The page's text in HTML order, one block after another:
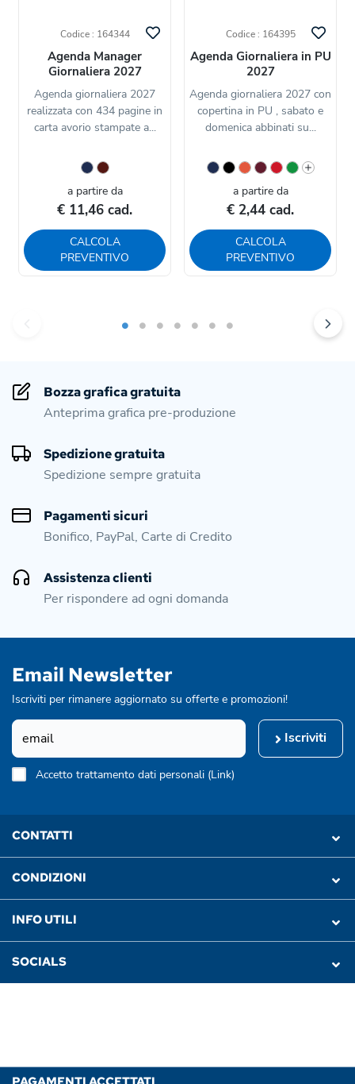
Codice : 164344
Agenda Manager
Giornaliera 2027
Agenda giornaliera 2027
realizzata con 434 pagine in
carta avorio stampate a...
a partire da
€ 11,46 cad.
CALCOLA
PREVENTIVO
Codice : 164395
Agenda Giornaliera in PU
2027
Agenda giornaliera 2027 con
copertina in PU , sabato e
domenica abbinati su...
a partire da
€ 2,44 cad.
CALCOLA
PREVENTIVO
Bozza grafica gratuita
Anteprima grafica pre-produzione
Spedizione gratuita
Spedizione sempre gratuita
Pagamenti sicuri
Bonifico, PayPal, Carte di Credito
Assistenza clienti
Per rispondere ad ogni domanda
Email Newsletter
Iscriviti per rimanere aggiornato su offerte e promozioni!
Iscriviti
Accetto trattamento dati personali (Link)
CONTATTI
CONDIZIONI
INFO UTILI
SOCIALS